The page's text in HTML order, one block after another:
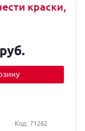
краски,
Код: 71262